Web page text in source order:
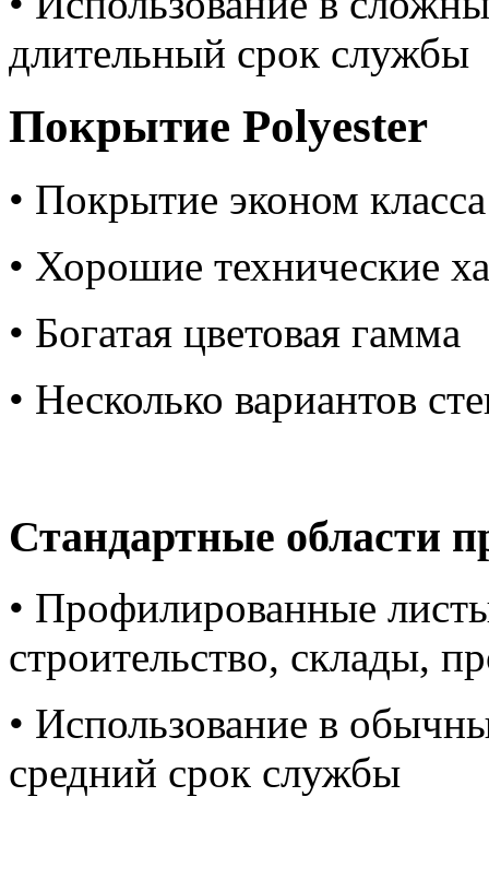
длительный срок службы
Покрытие Polyester
• Покрытие эконом класса
• Хорошие технические
• Богатая цветовая гамма
• Несколько вариантов
Стандартные области
• Профилированные
строительство, склады,
• Использование в
средний срок службы